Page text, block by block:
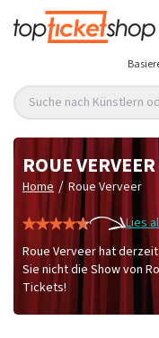
Suche nach Künstlern
ROUE VERVEER
Home / Roue Verveer
Lies
Roue Verveer hat
Sie nicht die Show von
Tickets!